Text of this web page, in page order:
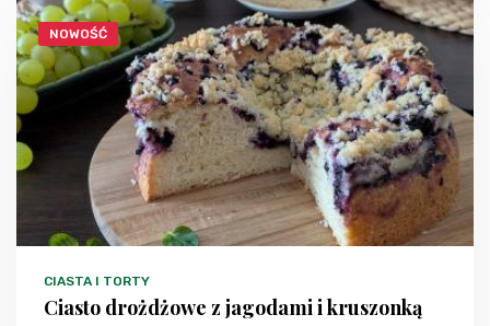
NOWOŚĆ
CIASTA I TORTY
Ciasto drożdżowe z jagodami i kruszonką